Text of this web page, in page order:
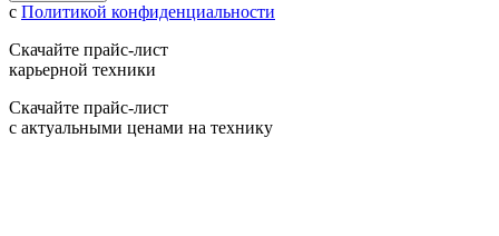
с Политикой конфиденциальности
Скачайте прайс-лист
карьерной техники
Скачайте прайс-лист
с актуальными ценами на технику